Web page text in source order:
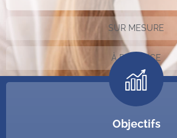
SUR MESURE
À DISTANCE
Objectifs